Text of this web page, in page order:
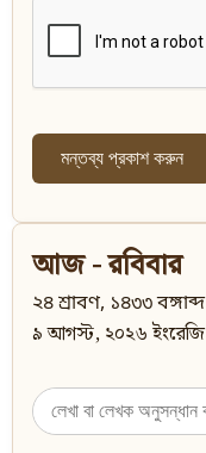
আজ - রবিবার
২৪ শ্রাবণ, ১৪৩৩ বঙ্গাব্দ
৯ আগস্ট, ২০২৬ ইংরেজি
Search
for: